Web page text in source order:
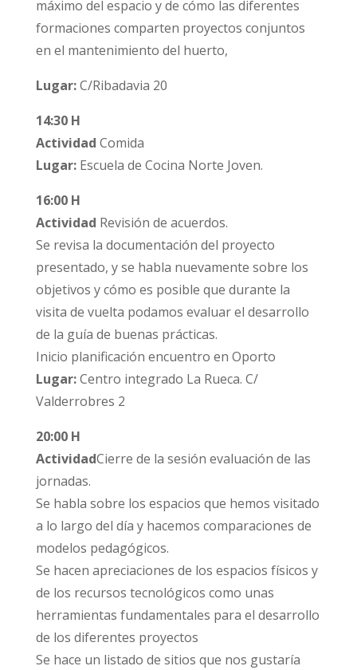
máximo del espacio y de cómo las diferentes
formaciones comparten proyectos conjuntos
en el mantenimiento del huerto,
Lugar:C/Ribadavia 20
14:30 H
Actividad Comida
Lugar: Escuela de Cocina Norte Joven.
16:00 H
Actividad Revisión de acuerdos.
Se revisa la documentación del proyecto
presentado, y se habla nuevamente sobre los
objetivos y cómo es posible que durante la
visita de vuelta podamos evaluar el desarrollo
de la guía de buenas prácticas.
Inicio planificación encuentro en Oporto
Lugar:Centro integrado La Rueca. C/
Valderrobres 2
20:00 H
ActividadCierre de la sesión evaluación de las
jornadas.
Se habla sobre los espacios que hemos visitado
a lo largo del día y hacemos comparaciones de
modelos pedagógicos.
Se hacen apreciaciones de los espacios físicos y
de los recursos tecnológicos como unas
herramientas fundamentales para el desarrollo
de los diferentes proyectos
Se hace un listado de sitios que nos gustaría